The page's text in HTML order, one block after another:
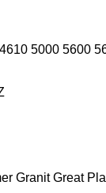
4610 5000 5600
Granit Great